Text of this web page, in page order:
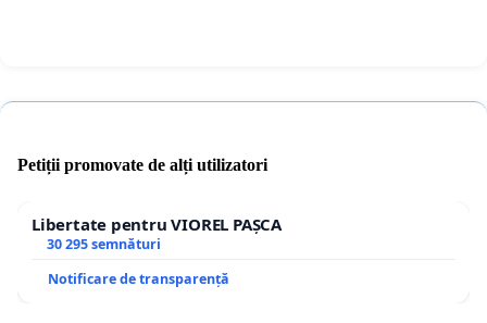
Petiții promovate de alți utilizatori
Libertate pentru VIOREL PAȘCA
30 295 semnături
Notificare de transparență